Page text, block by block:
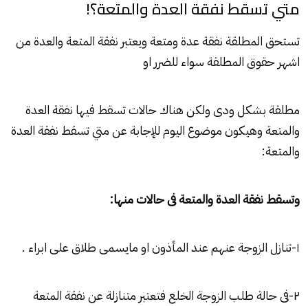
متي تسقط نفقة العدة والمتعة؟!
تستحق المطلقة نفقة عدة ومتعة ويعتبر نفقة المتعة والعدة من
اشهر حقوق المطلقة سواء للضرر او
مطلقة بشكل ودى ولكن هناك حالات تسقط فيها نفقة العدة
والمتعة وهيكون موضوع اليوم للإجابة عن متي تسقط نفقة العدة
والمتعة:
وتسقط نفقة العدة والمتعة فى حالات منها:
١-تنازل الزوجة عنهم عند المأذون او مايسمى طلاق على ابراء .
٢-فى حالة طلب الزوجة الخلع فتعتبر متنازلة عن نفقة المتعة